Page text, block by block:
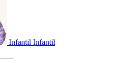
Infantil Infantil